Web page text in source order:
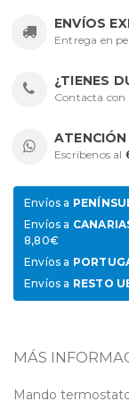
ENVÍOS
Entrega en
¿TIENES
Contacta con
Escríbenos al
Envíos a
Envíos a
8,80€
Envíos a
Envíos a RESTO
MÁS
Mando